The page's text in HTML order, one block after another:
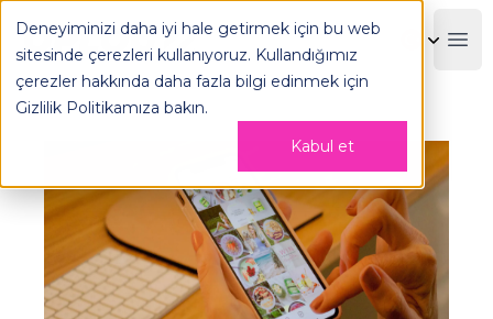
Deneyiminizi daha iyi hale getirmek için bu web
sitesinde çerezleri kullanıyoruz. Kullandığımız
çerezler hakkında daha fazla bilgi edinmek için
Gizlilik Politikamıza bakın.
Kabul et
OPLOG